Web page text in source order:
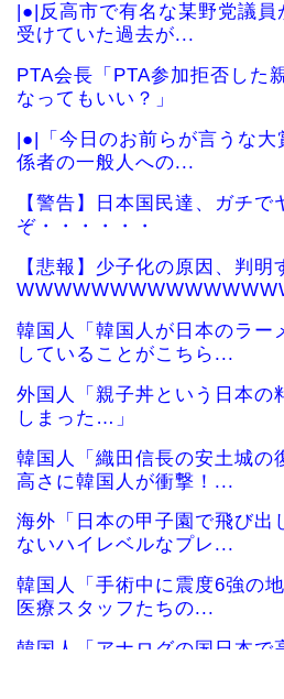
|●|反高市で有名な某野党議
受けていた過去が...
PTA会長「PTA参加拒否した
なってもいい？」
|●|「今日のお前らが言うな大
係者の一般人への...
【警告】日本国民達、ガチで
ぞ・・・・・・
【悲報】少子化の原因、判明
韓国人「韓国人が日本のラー
していることがこちら...
外国人「親子丼という日本の
しまった…」
韓国人「織田信長の安土城の
高さに韓国人が衝撃！...
海外「日本の甲子園で飛び出
ないハイレベルなプレ...
韓国人「手術中に震度6強の
医療スタッフたちの...
韓国人「アナログの国日本で